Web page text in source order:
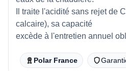
Il traite l'acidité sans rejet de
calcaire), sa capacité
excède à l'entretien annuel
Polar France